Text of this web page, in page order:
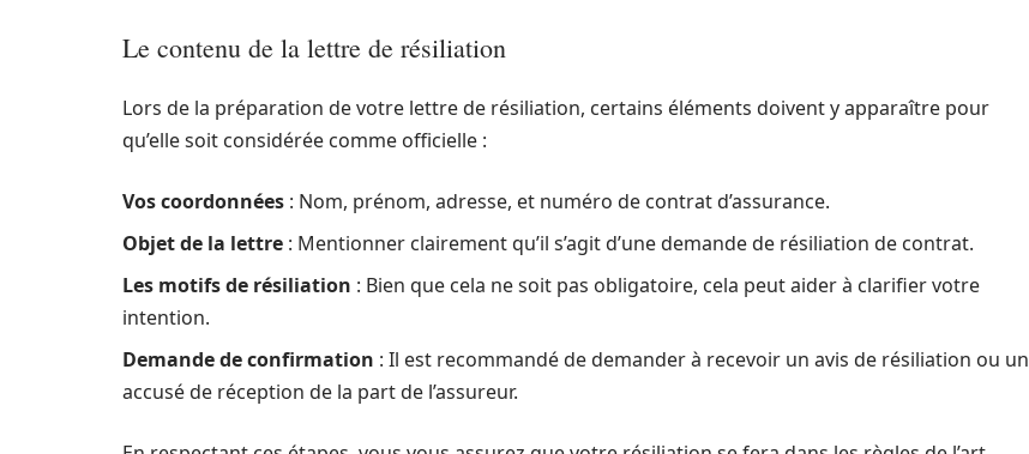
Le contenu de la lettre de résiliation
Lors de la préparation de votre lettre de résiliation, certains éléments doivent y apparaître pour
qu’elle soit considérée comme officielle :
Vos coordonnées : Nom, prénom, adresse, et numéro de contrat d’assurance.
Objet de la lettre : Mentionner clairement qu’il s’agit d’une demande de résiliation de contrat.
Les motifs de résiliation : Bien que cela ne soit pas obligatoire, cela peut aider à clarifier votre
intention.
Demande de confirmation : Il est recommandé de demander à recevoir un avis de résiliation ou un
accusé de réception de la part de l’assureur.